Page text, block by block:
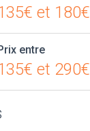
et 180€
entre
et 290€